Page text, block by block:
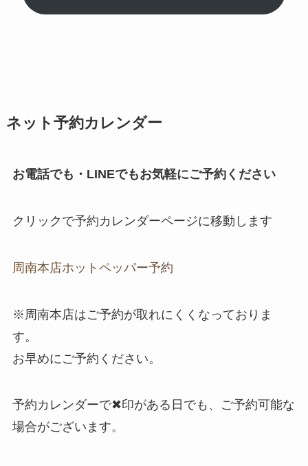
ネット予約カレンダー
お電話でも・LINEでもお気軽にご予約ください
クリックで予約カレンダーページに移動します
周南本店ホットペッパー予約
※周南本店はご予約が取れにくくなっておりま
す。
お早めにご予約ください。
予約カレンダーで✖印がある日でも、ご予約可能な
場合がございます。